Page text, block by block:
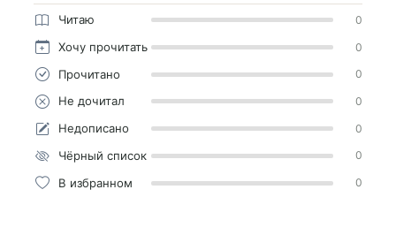
Читаю 0
Хочу прочитать 0
Прочитано 0
Не дочитал 0
Недописано 0
Чёрный список 0
В избранном 0